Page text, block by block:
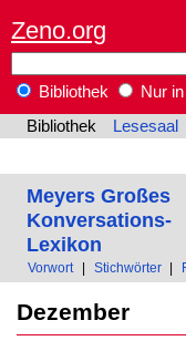
Zeno.org
Bibliothek
Nur
Bibliothek
Lesesaal
Meyers Großes
Konversations-
Lexikon
Vorwort Stichwörter
Dezember